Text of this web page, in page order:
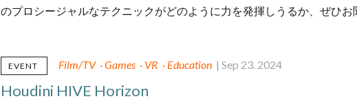
のプロシージャルなテクニックがどのように力を発揮しうるか、ぜひお
EVENT Film/TV ·Games · VR · Education | Sep 23. 2024
Houdini HIVE Horizon